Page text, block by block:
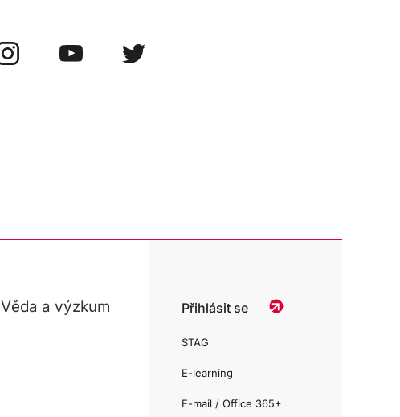
Věda a výzkum Přihlásit se
STAG
E-learning
E-mail / Office 365+